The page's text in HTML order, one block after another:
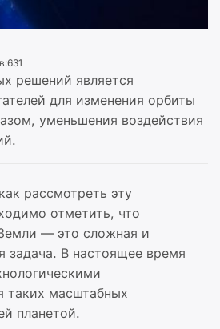
631
решений является
для изменения орбиты
уменьшения воздействия
рассмотреть эту
отметить, что
— это сложная и
задача. В настоящее время
таких масштабных
планетой.